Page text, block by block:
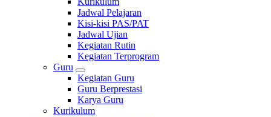
Jadwal Pelajaran
Kisi-kisi PAS/PAT
Jadwal Ujian
Kegiatan Rutin
Kegiatan Terprogram
Guru
Kegiatan Guru
Guru Berprestasi
Karya Guru
Kurikulum